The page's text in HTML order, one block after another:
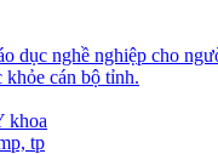
dục nghề nghiệp cho
khỏe cán bộ tỉnh.
khoa
tp